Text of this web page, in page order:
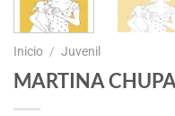
Inicio / Juvenil
MARTINA